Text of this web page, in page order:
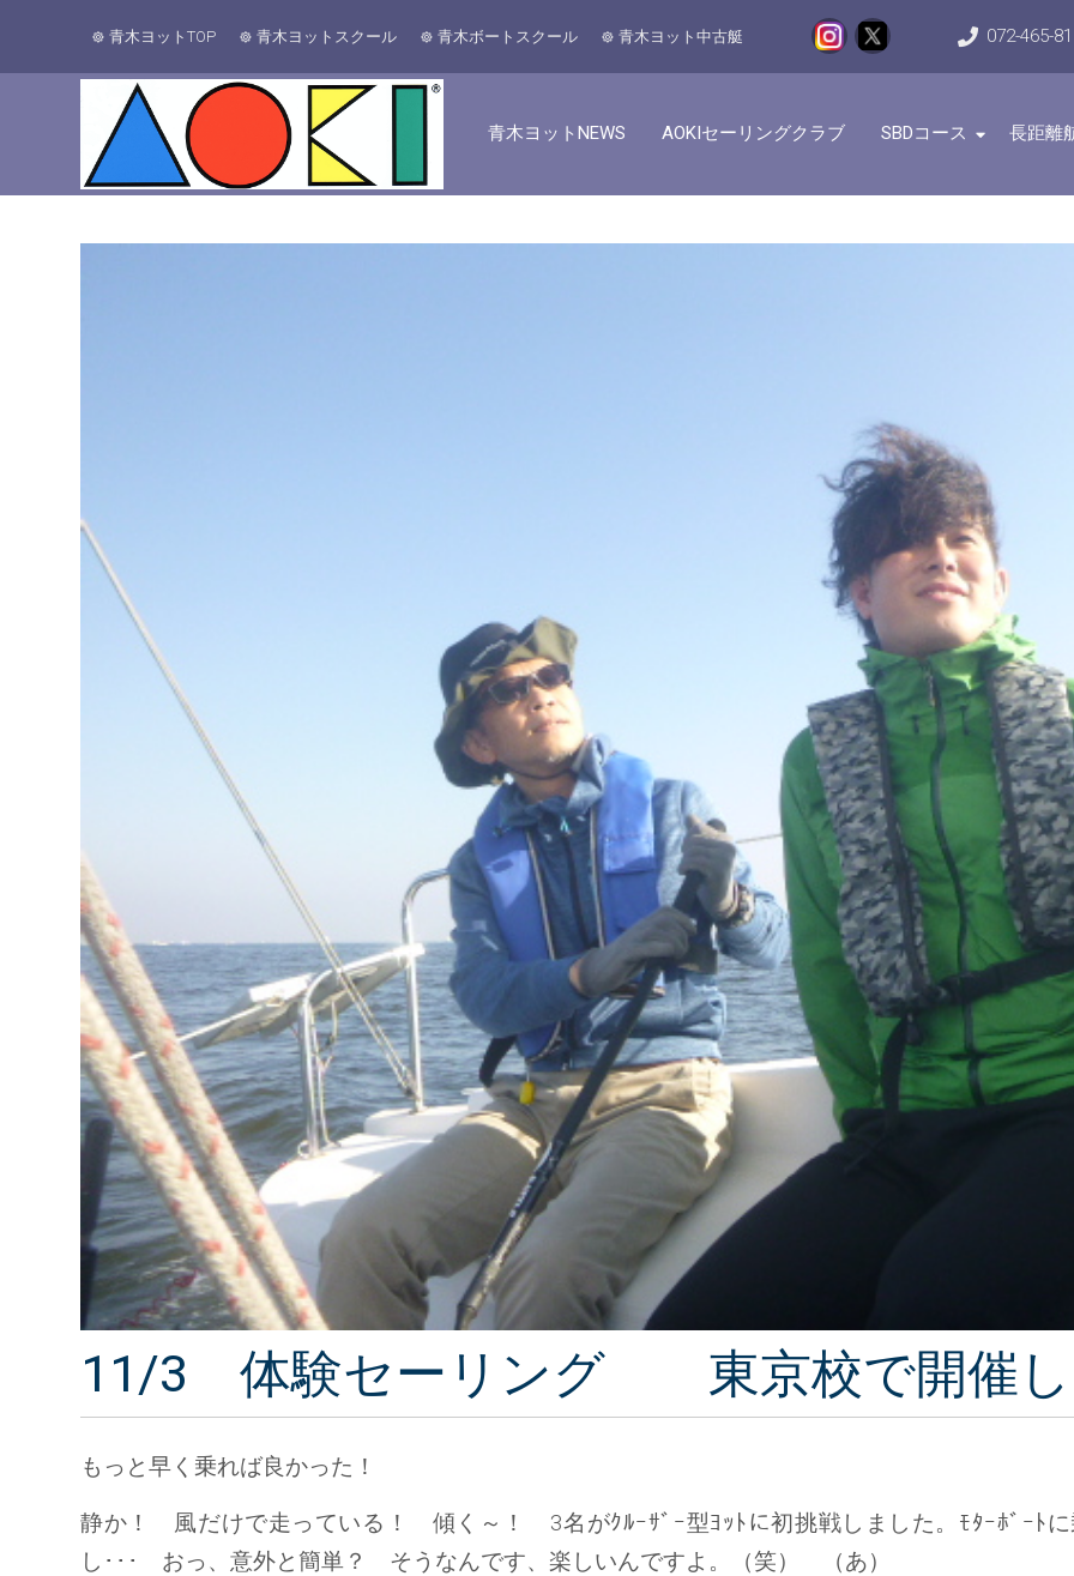
青木ヨットTOP 青木ヨットスクール 青木ボートスクール 青木ヨット中古艇 072-465-
青木ヨットNEWS AOKIセーリングクラブ SBDコース 長距離
11/3 体験セーリング 東京校で開催し
もっと早く乗れば良かった！
静か！ 風だけで走っている！ 傾く～！ 3名がｸﾙｰｻﾞｰ型ﾖｯﾄに初挑戦しました。ﾓﾀｰﾎﾞｰﾄに
し･･･ おっ、意外と簡単？ そうなんです、楽しいんですよ。（笑） （あ）